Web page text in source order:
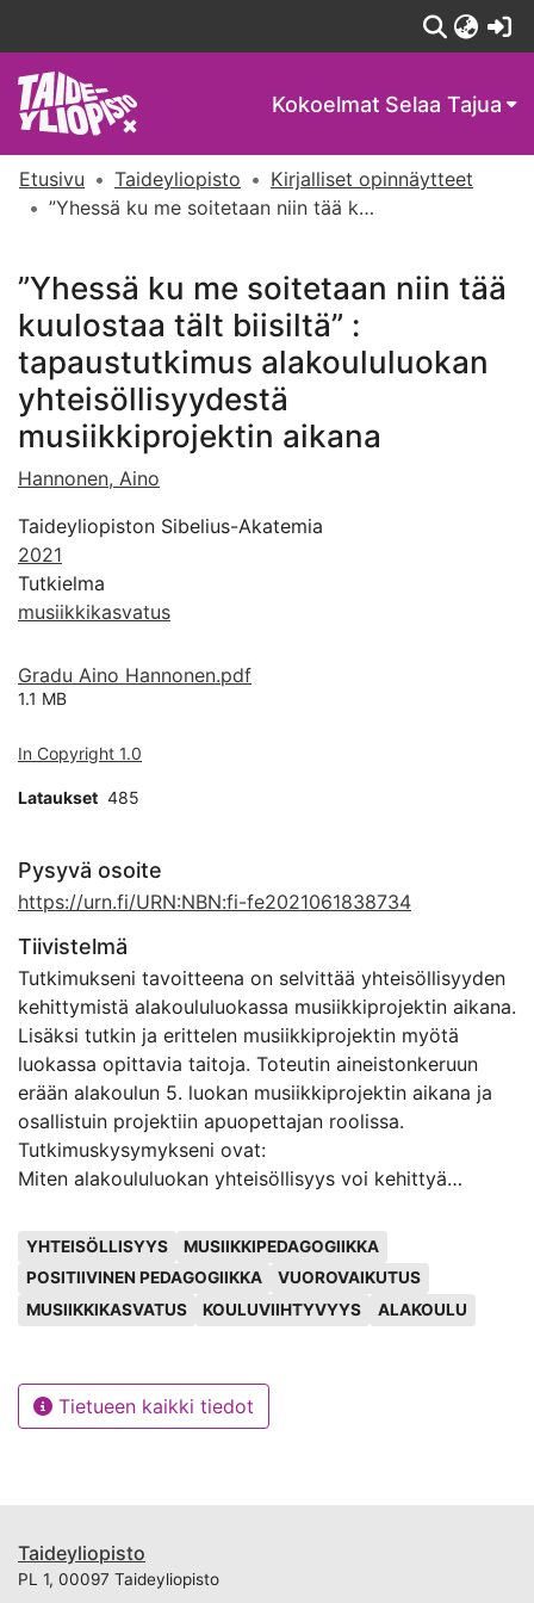
Kokoelmat Selaa Tajua
Etusivu Taideyliopisto
Kirjalliset opinnäytteet
”Yhessä ku me soitetaan niin tää kuulostaa tält biisiltä” : tapaustutkimus alakoululuokan yhteisöllisyydestä musiikkiprojektin aikana
”Yhessä ku me soitetaan niin tää
kuulostaa tält biisiltä” :
tapaustutkimus alakoululuokan
yhteisöllisyydestä
musiikkiprojektin aikana
Hannonen, Aino
Taideyliopiston Sibelius-Akatemia
2021
Tutkielma
musiikkikasvatus
Gradu Aino Hannonen.pdf
1.1 MB
In Copyright 1.0
Lataukset 485
Pysyvä osoite
https://urn.fi/URN:NBN:fi-fe2021061838734
Tiivistelmä
Tutkimukseni tavoitteena on selvittää yhteisöllisyyden
kehittymistä alakoululuokassa musiikkiprojektin aikana.
Lisäksi tutkin ja erittelen musiikkiprojektin myötä
luokassa opittavia taitoja. Toteutin aineistonkeruun
erään alakoulun 5. luokan musiikkiprojektin aikana ja
osallistuin projektiin apuopettajan roolissa.
Tutkimuskysymykseni ovat:
Miten alakoululuokan yhteisöllisyys voi kehittyä
Mitä alakoululuokassa voidaan oppia musiikkiprojektin
ajankohtaisiin yhteisöllisyystutkimuksiin sekä
tutkielmassani myös Perusopetuksen
opetussuunnitelman perusteiden näkökulmaa
yhteisöllisyyteen ja sen merkityksiin koulumaailmassa.
mahdollisuuden lähestyä tutkittavaa aihetta
käytännössä, ja keräsin tutkimukseni aineiston
Avainsanat
YHTEISÖLLISYYS
MUSIIKKIPEDAGOGIIKKA
POSITIIVINEN PEDAGOGIIKKA
VUOROVAIKUTUS
MUSIIKKIKASVATUS
KOULUVIIHTYVYYS ALAKOULU
Tietueen kaikki tiedot
Taideyliopisto
PL 1, 00097 Taideyliopisto